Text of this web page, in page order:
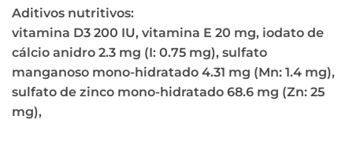
Aditivos nutritivos:
vitamina D3 200 IU, vitamina E 20 mg, iodato de
cálcio anidro 2.3 mg (I: 0.75 mg), sulfato
manganoso mono-hidratado 4.31 mg (Mn: 1.4 mg),
sulfato de zinco mono-hidratado 68.6 mg (Zn: 25
mg),